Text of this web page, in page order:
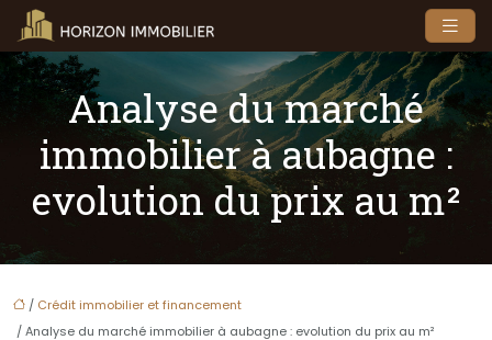
Analyse du marché
immobilier à aubagne :
evolution du prix au m²
/ Crédit immobilier et financement
/ Analyse du marché immobilier à aubagne : evolution du prix au m²